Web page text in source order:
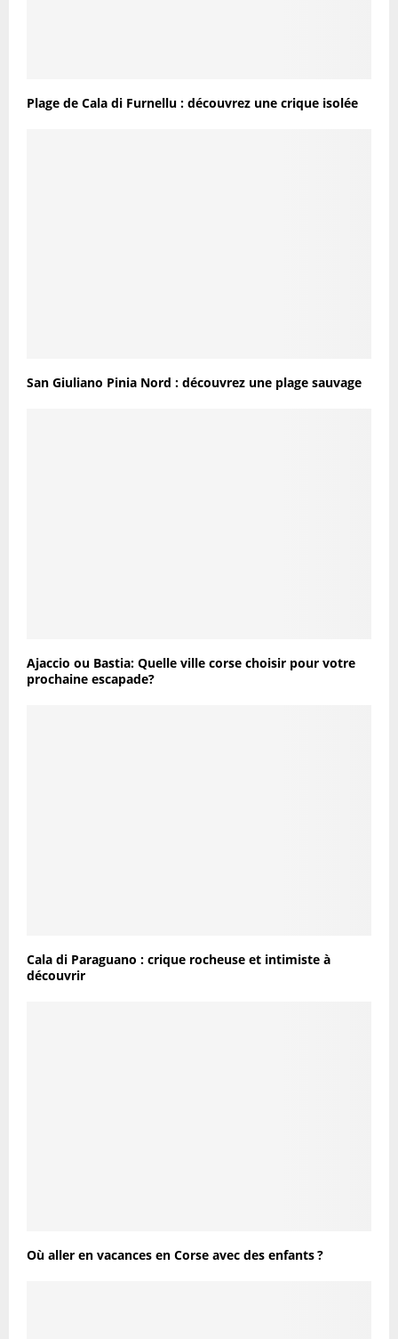
Plage de Cala di Furnellu : découvrez une crique isolée
San Giuliano Pinia Nord : découvrez une plage sauvage
Ajaccio ou Bastia: Quelle ville corse choisir pour votre
prochaine escapade?
Cala di Paraguano : crique rocheuse et intimiste à
découvrir
Où aller en vacances en Corse avec des enfants ?